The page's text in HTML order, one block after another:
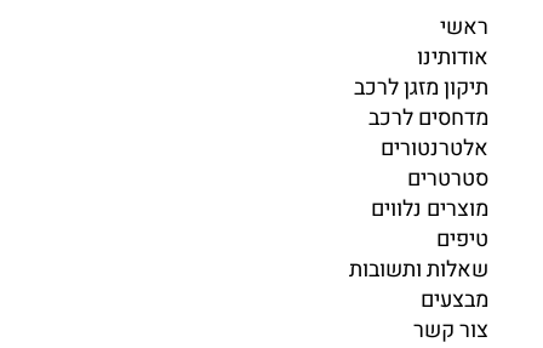
ראשי
אודותינו
תיקון מזגן לרכב
מדחסים לרכב
אלטרנטורים
סטרטרים
מוצרים נלווים
טיפים
שאלות ותשובות
מבצעים
צור קשר